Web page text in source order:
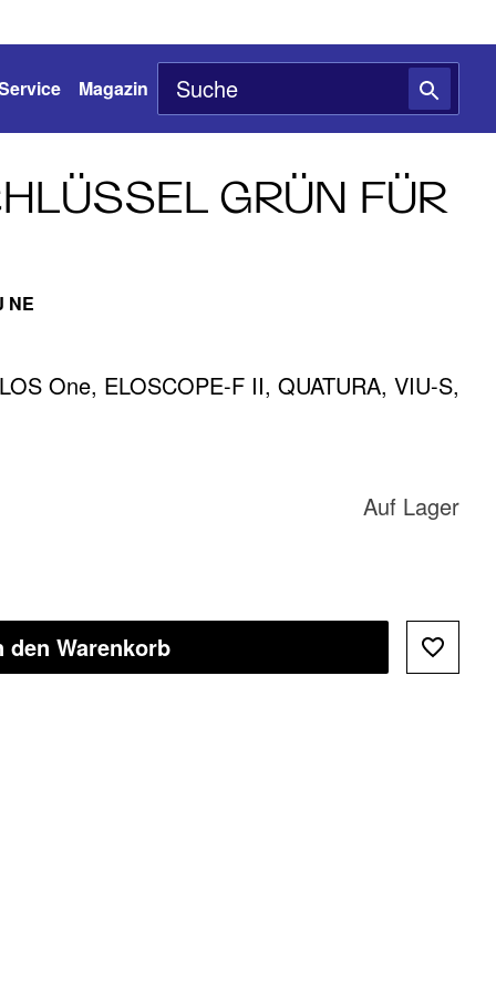
Magazin
GRÜN FÜR
NE
One, ELOSCOPE-F II, QUATURA, VIU-S,
Auf Lager
den Warenkorb